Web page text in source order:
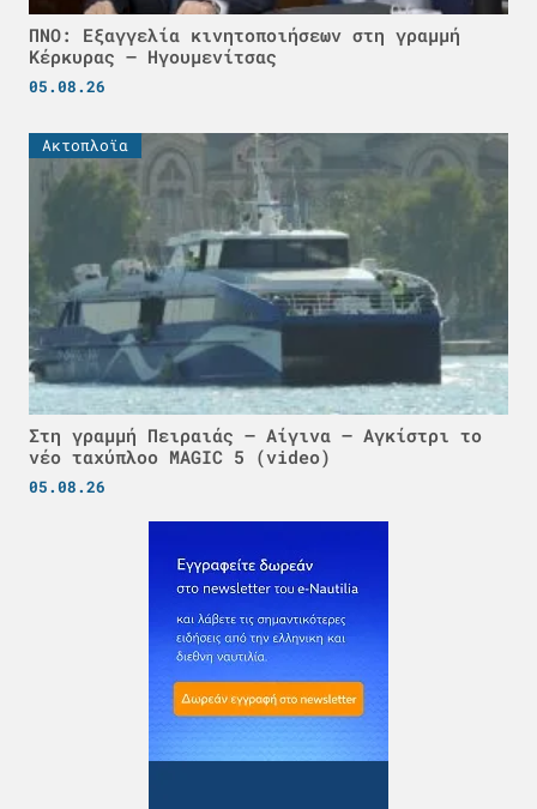
ΠΝΟ: Εξαγγελία κινητοποιήσεων στη γραμμή
Κέρκυρας – Ηγουμενίτσας
05.08.26
Ακτοπλοϊα
Στη γραμμή Πειραιάς – Αίγινα – Αγκίστρι το
νέο ταχύπλοο MAGIC 5 (video)
05.08.26